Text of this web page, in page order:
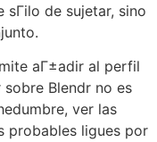
de sujetar, sino
aГ±adir al perfil
Blendr no es
ver las
probables ligues por